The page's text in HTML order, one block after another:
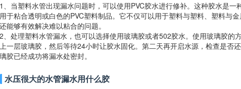
1、当塑料水管出现漏水问题时，可以使用PVC胶水进行修补。这种胶水是
用于粘合透明或白色的PVC塑料制品。它不仅可以用于塑料与塑料、塑料与
还能够有效解决难以粘合的问题。
2、处理塑料水管漏水，也可以选择使用玻璃胶或者502胶水。使用玻璃胶的
上一层玻璃胶，然后等待24小时让胶水固化。第二天再开启水源，检查是否
璃胶已经成功将漏水处密封。
水压很大的水管漏水用什么胶